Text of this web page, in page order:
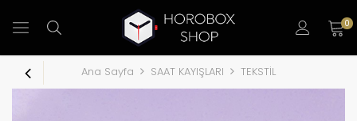
0
Ana Sayfa SAAT KAYIŞLARI TEKSTİL